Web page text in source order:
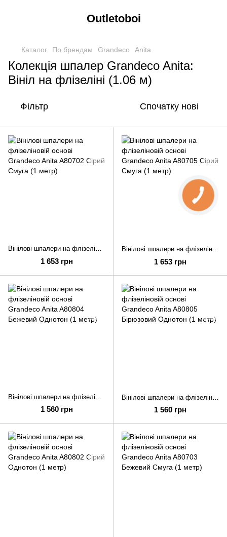
Outletoboi
Каталог По брендам Grandeco Anita
Колекція шпалер Grandeco Anita:
Вініл на флізеліні (1.06 м)
Фільтр Спочатку нові
Вінілові шпалери на флізеліновій основі Grandeco Anita A80702 Сірий Смуга (1 метр)
1 653 грн
Вінілові шпалери на флізеліновій основі Grandeco Anita A80705 Сірий Смуга (1 метр)
1 653 грн
1 560 грн 1 560 грн